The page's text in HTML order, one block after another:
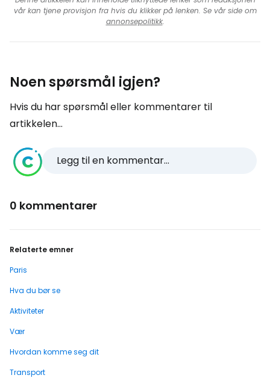
vår kan tjene provisjon fra hvis du klikker på lenken. Se vår side om
annonsepolitikk.
Noen spørsmål igjen?
Hvis du har spørsmål eller kommentarer til
artikkelen...
Legg til en kommentar...
0 kommentarer
Relaterte emner
Paris
Hva du bør se
Aktiviteter
Vær
Hvordan komme seg dit
Transport